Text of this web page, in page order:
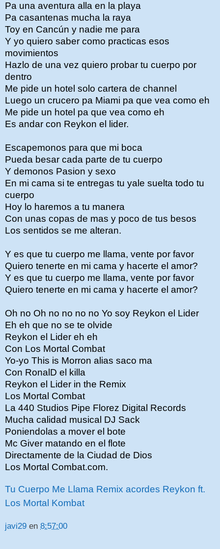
Pa una aventura alla en la playa
Pa casantenas mucha la raya
Toy en Cancún y nadie me para
Y yo quiero saber como practicas esos
movimientos
Hazlo de una vez quiero probar tu cuerpo por
dentro
Me pide un hotel solo cartera de channel
Luego un crucero pa Miami pa que vea como eh
Me pide un hotel pa que vea como eh
Es andar con Reykon el lider.
Escapemonos para que mi boca
Pueda besar cada parte de tu cuerpo
Y demonos Pasion y sexo
En mi cama si te entregas tu yale suelta todo tu
cuerpo
Hoy lo haremos a tu manera
Con unas copas de mas y poco de tus besos
Los sentidos se me alteran.
Y es que tu cuerpo me llama, vente por favor
Quiero tenerte en mi cama y hacerte el amor?
Y es que tu cuerpo me llama, vente por favor
Quiero tenerte en mi cama y hacerte el amor?
Oh no Oh no no no no Yo soy Reykon el Lider
Eh eh que no se te olvide
Reykon el Lider eh eh
Con Los Mortal Combat
Yo-yo This is Morron alias saco ma
Con RonalD el killa
Reykon el Lider in the Remix
Los Mortal Combat
La 440 Studios Pipe Florez Digital Records
Mucha calidad musical DJ Sack
Poniendolas a mover el bote
Mc Giver matando en el flote
Directamente de la Ciudad de Dios
Los Mortal Combat.com.
Tu Cuerpo Me Llama Remix acordes Reykon ft.
Los Mortal Kombat
javi29 en 8:57:00